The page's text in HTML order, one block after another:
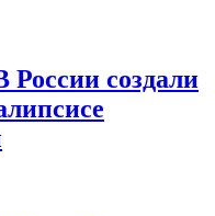
создали